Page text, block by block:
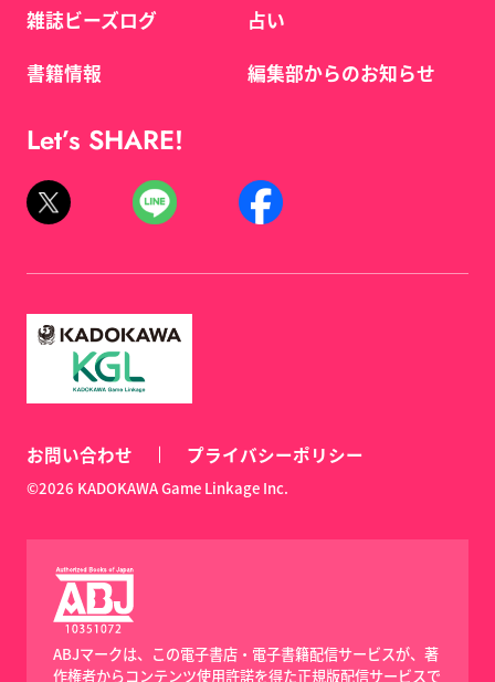
雑誌ビーズログ
書籍情報
占い
編集部からのお知らせ
Let’s SHARE!
お問い合わせ プライバシーポリシー
©2026 KADOKAWA Game Linkage Inc.
ABJマークは、この電子書店・電子書籍配信サービスが、著
作権者からコンテンツ使用許諾を得た正規版配信サービスで